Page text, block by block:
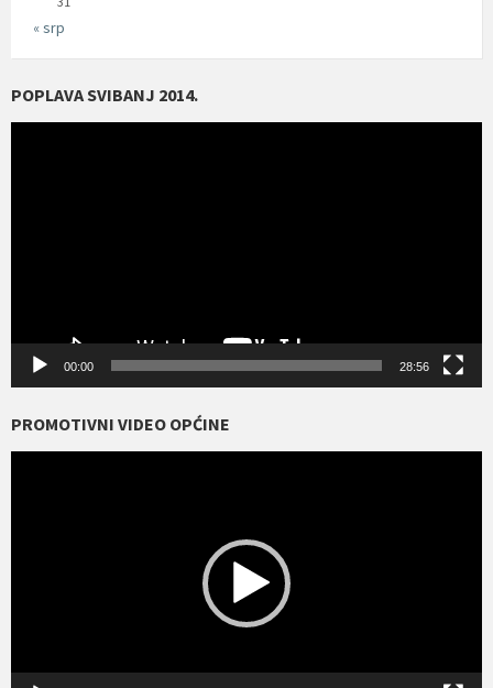
« srp
POPLAVA SVIBANJ 2014.
00:00 28:56
PROMOTIVNI VIDEO OPĆINE